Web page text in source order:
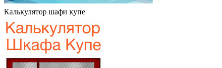
Калькулятор шафи купе